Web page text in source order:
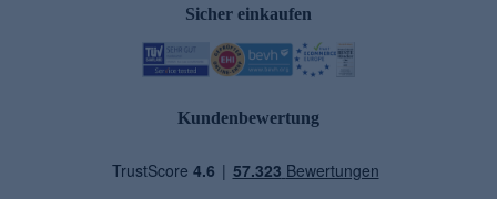
Sicher einkaufen
Kundenbewertung